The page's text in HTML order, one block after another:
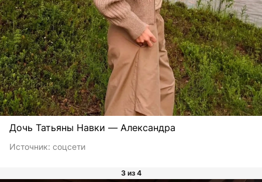
Дочь Татьяны Навки — Александра
Источник: соцсети
3 из 4